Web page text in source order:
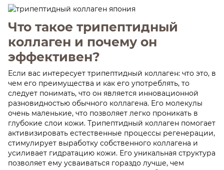
Что такое трипептидный
коллаген и почему он
эффективен?
Если вас интересует трипептидный коллаген: что это, в
чем его преимущества и как его употреблять, то
следует понимать, что он является инновационной
разновидностью обычного коллагена. Его молекулы
очень маленькие, что позволяет легко проникать в
глубокие слои кожи. Трипептидный коллаген помогает
активизировать естественные процессы регенерации,
стимулирует выработку собственного коллагена и
усиливает гидратацию кожи. Его уникальная структура
позволяет ему усваиваться гораздо лучше, чем